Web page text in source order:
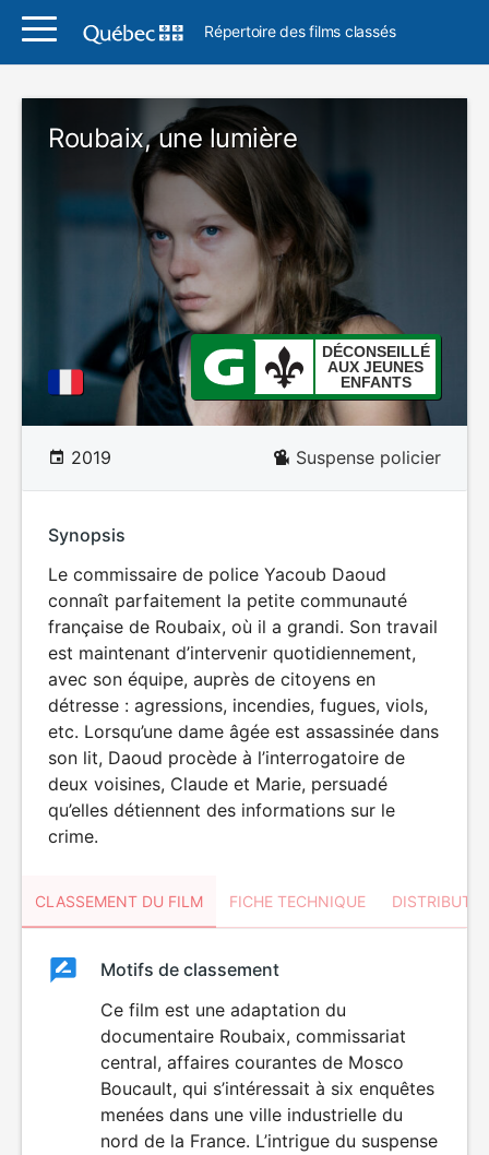
Répertoire des films classés
Roubaix, une lumière
DÉCONSEILLÉ
AUX JEUNES
ENFANTS
2019 Suspense policier
Synopsis
Le commissaire de police Yacoub Daoud
connaît parfaitement la petite communauté
française de Roubaix, où il a grandi. Son travail
est maintenant d’intervenir quotidiennement,
avec son équipe, auprès de citoyens en
détresse : agressions, incendies, fugues, viols,
etc. Lorsqu’une dame âgée est assassinée dans
son lit, Daoud procède à l’interrogatoire de
deux voisines, Claude et Marie, persuadé
qu’elles détiennent des informations sur le
crime.
CLASSEMENT DU FILM FICHE TECHNIQUE
ClassementClassement
DÉCONSEILLÉ
AUX JEUNES
ENFANTS
Motifs de classement
Ce film est une adaptation du
documentaire Roubaix, commissariat
central, affaires courantes de Mosco
Boucault, qui s’intéressait à six enquêtes
menées dans une ville industrielle du
nord de la France. L’intrigue du suspense